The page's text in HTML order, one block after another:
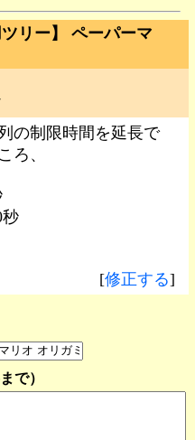
リー】 ペーパーマ
の制限時間を延長で
ろ、
[修正する]
で）